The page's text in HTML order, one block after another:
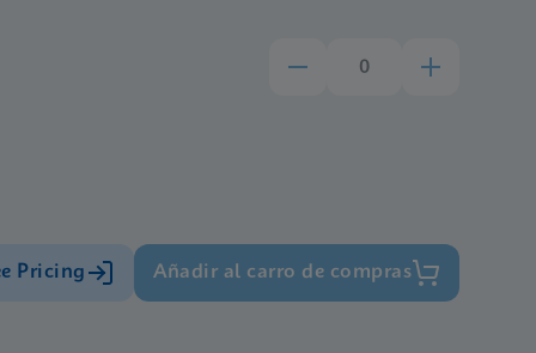
Pricing Añadir al carro de compras